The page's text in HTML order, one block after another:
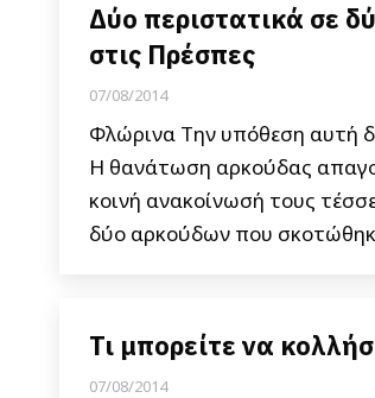
Δύο περιστατικά σε
στις Πρέσπες
07/08/2014
Φλώρινα Την υπόθεση αυτή
Η θανάτωση αρκούδας
κοινή ανακοίνωσή τους
δύο αρκούδων που
Τι μπορείτε να
07/08/2014